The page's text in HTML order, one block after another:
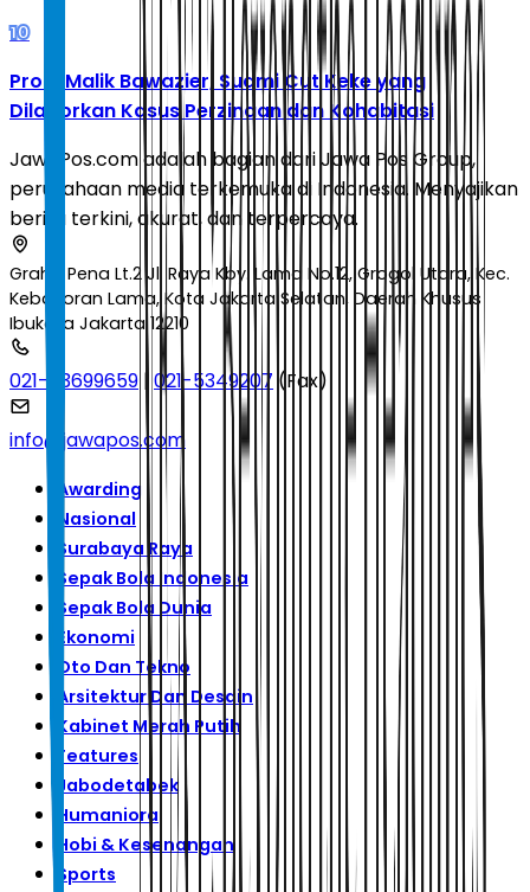
10
Profil Malik Bawazier, Suami Cut Keke yang
Dilaporkan Kasus Perzinaan dan Kohabitasi
JawaPos.com adalah bagian dari Jawa Pos Group,
perusahaan media terkemuka di Indonesia. Menyajikan
berita terkini, akurat, dan terpercaya.
Graha Pena Lt.2 Jl. Raya Kby. Lama No.12, Grogol Utara, Kec.
Kebayoran Lama, Kota Jakarta Selatan, Daerah Khusus
Ibukota Jakarta 12210
021-53699659 | 021-5349207 (Fax)
info@jawapos.com
Awarding
Nasional
Surabaya Raya
Sepak Bola Indonesia
Sepak Bola Dunia
Ekonomi
Oto Dan Tekno
Arsitektur Dan Desain
Kabinet Merah Putih
Features
Jabodetabek
Humaniora
Hobi & Kesenangan
Sports